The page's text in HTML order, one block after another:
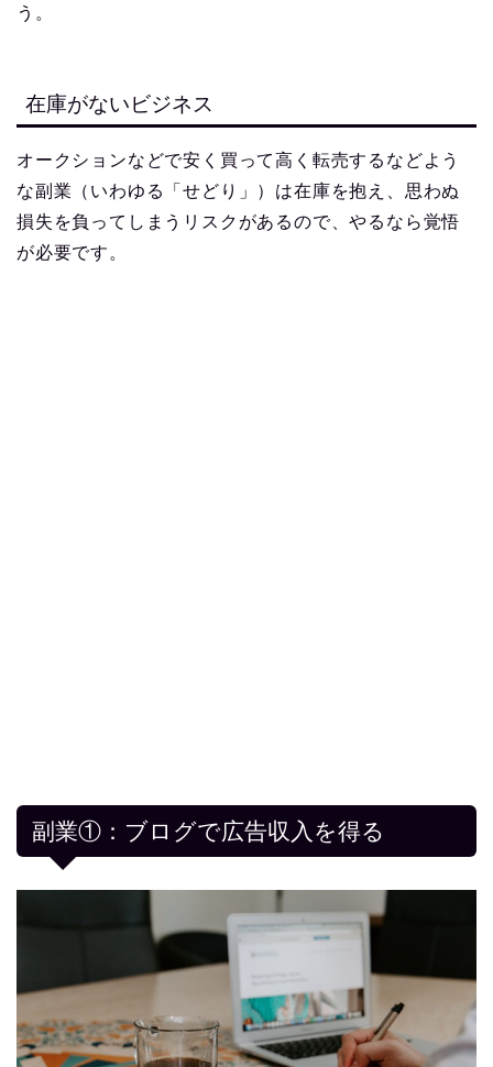
う。
在庫がないビジネス
オークションなどで安く買って高く転売するなどよう
な副業（いわゆる「せどり」）は在庫を抱え、思わぬ
損失を負ってしまうリスクがあるので、やるなら覚悟
が必要です。
副業①：ブログで広告収入を得る